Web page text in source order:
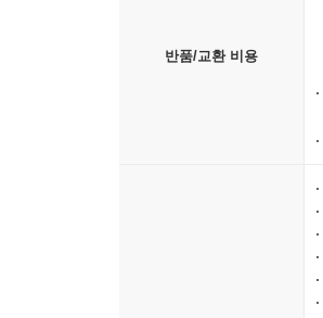
반품/교환 비용